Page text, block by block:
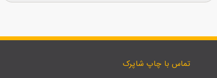
تماس با چاپ شاپرک